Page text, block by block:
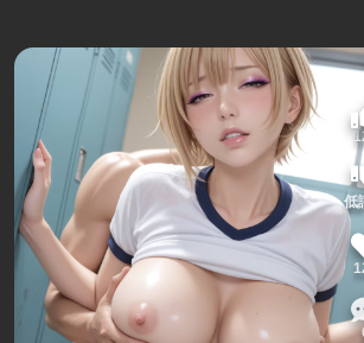
低